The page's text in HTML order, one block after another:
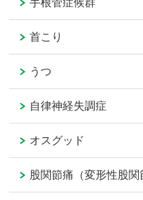
首こり
うつ
自律神経失調症
オスグッド
股関節痛（変形性股関